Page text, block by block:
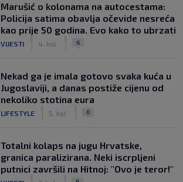
Marušić o kolonama na autocestama:
Policija satima obavlja očevide nesreća
kao prije 50 godina. Evo kako to ubrzati
VIJESTI 4. kol. 6
Nekad ga je imala gotovo svaka kuća u
Jugoslaviji, a danas postiže cijenu od
nekoliko stotina eura
LIFESTYLE 5. kol. 0
Totalni kolaps na jugu Hrvatske,
granica paralizirana. Neki iscrpljeni
putnici završili na Hitnoj: "Ovo je teror!"